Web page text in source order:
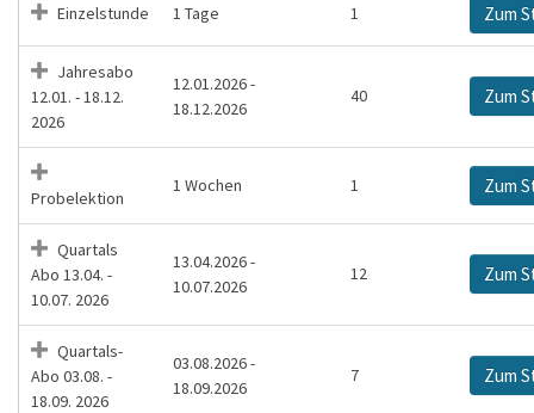
Einzelstunde 1 Tage 1 Zum
Jahresabo
12.01. - 18.12.
2026
12.01.2026 -
18.12.2026
40 Zum
Probelektion
1 Wochen 1 Zum
Quartals
Abo 13.04. -
10.07. 2026
13.04.2026 -
10.07.2026
12 Zum
Quartals-
Abo 03.08. -
18.09. 2026
03.08.2026 -
18.09.2026
7 Zum